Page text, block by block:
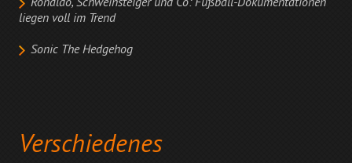
Ronaldo, Schweinsteiger und Co: Fußball-Dokumentationen
liegen voll im Trend
Sonic The Hedgehog
Verschiedenes